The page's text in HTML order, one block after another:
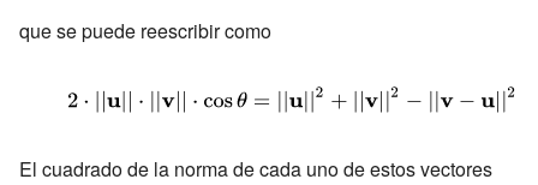
\mathbf {u}
{u}
{v}
que se puede reescribir como
{\displaystyle
{u} ||\cdot
El cuadrado de la norma de cada uno de estos vectores